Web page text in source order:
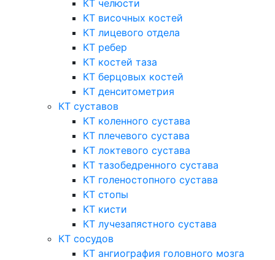
КТ челюсти
КТ височных костей
КТ лицевого отдела
КТ ребер
КТ костей таза
КТ берцовых костей
КТ денситометрия
КТ суставов
КТ коленного сустава
КТ плечевого сустава
КТ локтевого сустава
КТ тазобедренного сустава
КТ голеностопного сустава
КТ стопы
КТ кисти
КТ лучезапястного сустава
КТ сосудов
КТ ангиография головного мозга